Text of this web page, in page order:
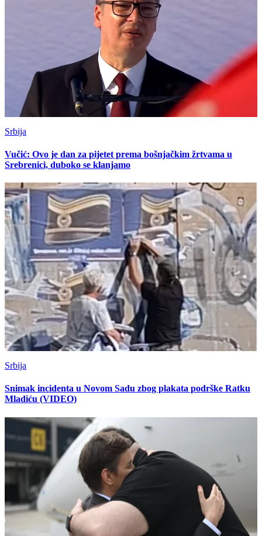
Srbija
Vučić: Ovo je dan za pijetet prema bošnjačkim žrtvama u
Srebrenici, duboko se klanjamo
Srbija
Snimak incidenta u Novom Sadu zbog plakata podrške Ratku
Mladiću (VIDEO)